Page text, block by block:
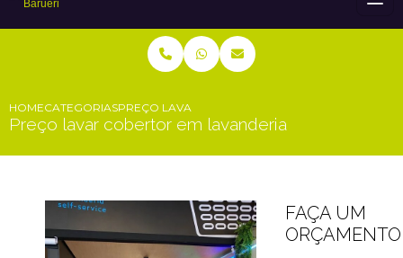
HOMECATEGORIASPREÇO LAVAR COBERTOR EM LAVANDERIA
Preço lavar cobertor em lavanderia
FAÇA UM
ORÇAMENTO